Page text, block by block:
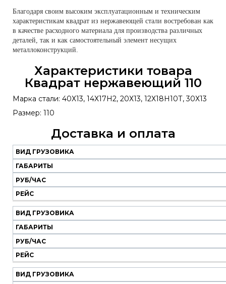
Благодаря своим высоким эксплуатационным и техническим
характеристикам квадрат из нержавеющей стали востребован как
в качестве расходного материала для производства различных
деталей, так и как самостоятельный элемент несущих
металлоконструкций.
Характеристики товара
Квадрат нержавеющий 110
Марка стали: 40Х13, 14Х17Н2, 20Х13, 12Х18Н10Т, 30Х13
Размер: 110
Доставка и оплата
Наш
транспорт
Вид
грузовика
Габариты
Руб/
час
Рейс
ВИД ГРУЗОВИКА
ГАБАРИТЫ
РУБ/ЧАС
РЕЙС
ВИД ГРУЗОВИКА
ГАБАРИТЫ
РУБ/ЧАС
РЕЙС
ВИД ГРУЗОВИКА